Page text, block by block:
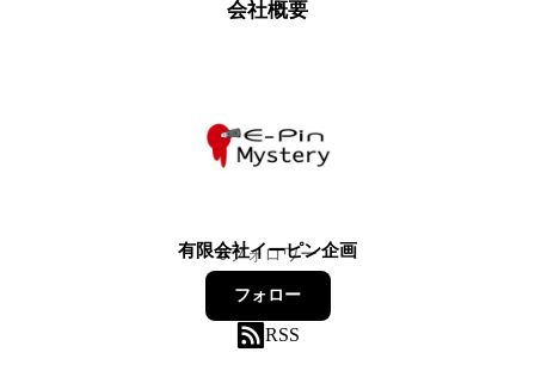
会社概要
有限会社イーピン企画
0フォロワー
フォロー
RSS